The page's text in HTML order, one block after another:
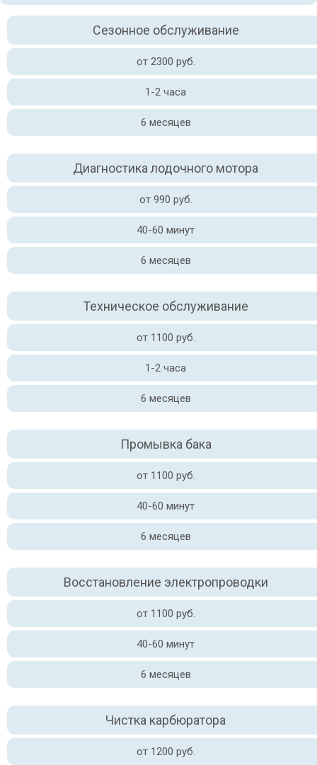
Сезонное обслуживание
от 2300 руб.
1-2 часа
6 месяцев
Диагностика лодочного мотора
от 990 руб.
40-60 минут
6 месяцев
Техническое обслуживание
от 1100 руб.
1-2 часа
6 месяцев
Промывка бака
от 1100 руб.
40-60 минут
6 месяцев
Восстановление электропроводки
от 1100 руб.
40-60 минут
6 месяцев
Чистка карбюратора
от 1200 руб.